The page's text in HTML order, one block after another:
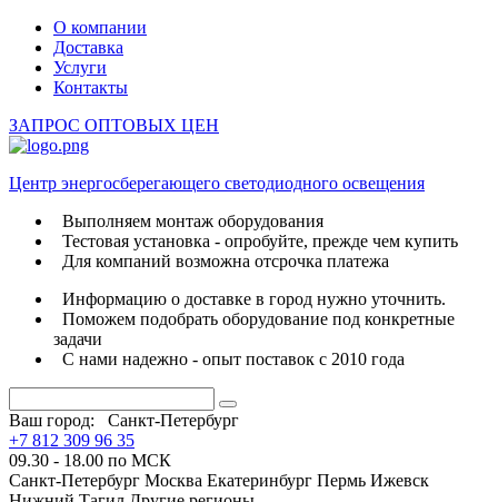
О компании
Доставка
Услуги
Контакты
ЗАПРОС ОПТОВЫХ ЦЕН
Центр энергосберегающего светодиодного освещения
Выполняем монтаж оборудования
Тестовая установка - опробуйте, прежде чем купить
Для компаний возможна отсрочка платежа
Информацию о доставке в город нужно уточнить.
Поможем подобрать оборудование под конкретные
задачи
С нами надежно - опыт поставок с 2010 года
Ваш город:
Санкт-Петербург
+7 812 309 96 35
09.30 - 18.00 по МСК
Санкт-Петербург Москва Екатеринбург Пермь Ижевск